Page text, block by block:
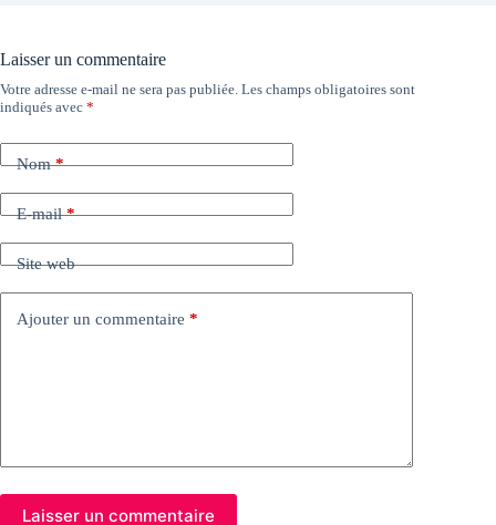
Laisser un commentaire
Votre adresse e-mail ne sera pas publiée. Les champs obligatoires sont
indiqués avec *
Nom*
E-mail*
Site web
Ajouter un commentaire *
Laisser un commentaire